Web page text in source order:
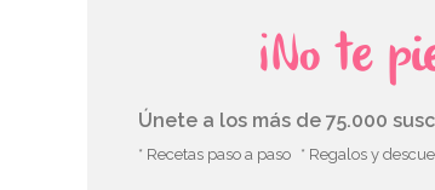
¡No te
Únete a los más de 75.000
* Recetas paso a paso * Regalos y